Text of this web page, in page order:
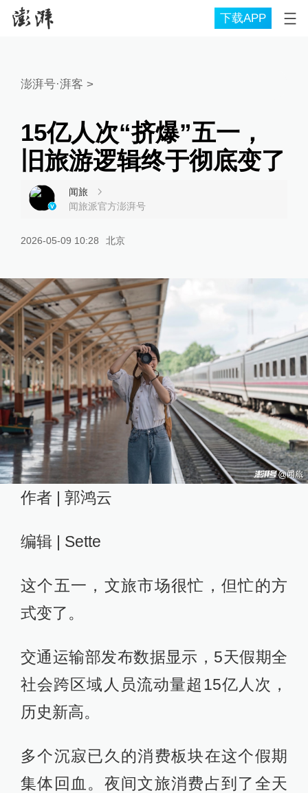
下载APP
澎湃号·湃客 >
15亿人次“挤爆”五一，
旧旅游逻辑终于彻底变了
闻旅
闻旅派官方澎湃号
2026-05-09 10:28 北京
作者 | 郭鸿云
编辑 | Sette
这个五一，文旅市场很忙，但忙的方
式变了。
交通运输部发布数据显示，5天假期全
社会跨区域人员流动量超15亿人次，
历史新高。
多个沉寂已久的消费板块在这个假期
集体回血。夜间文旅消费占到了全天